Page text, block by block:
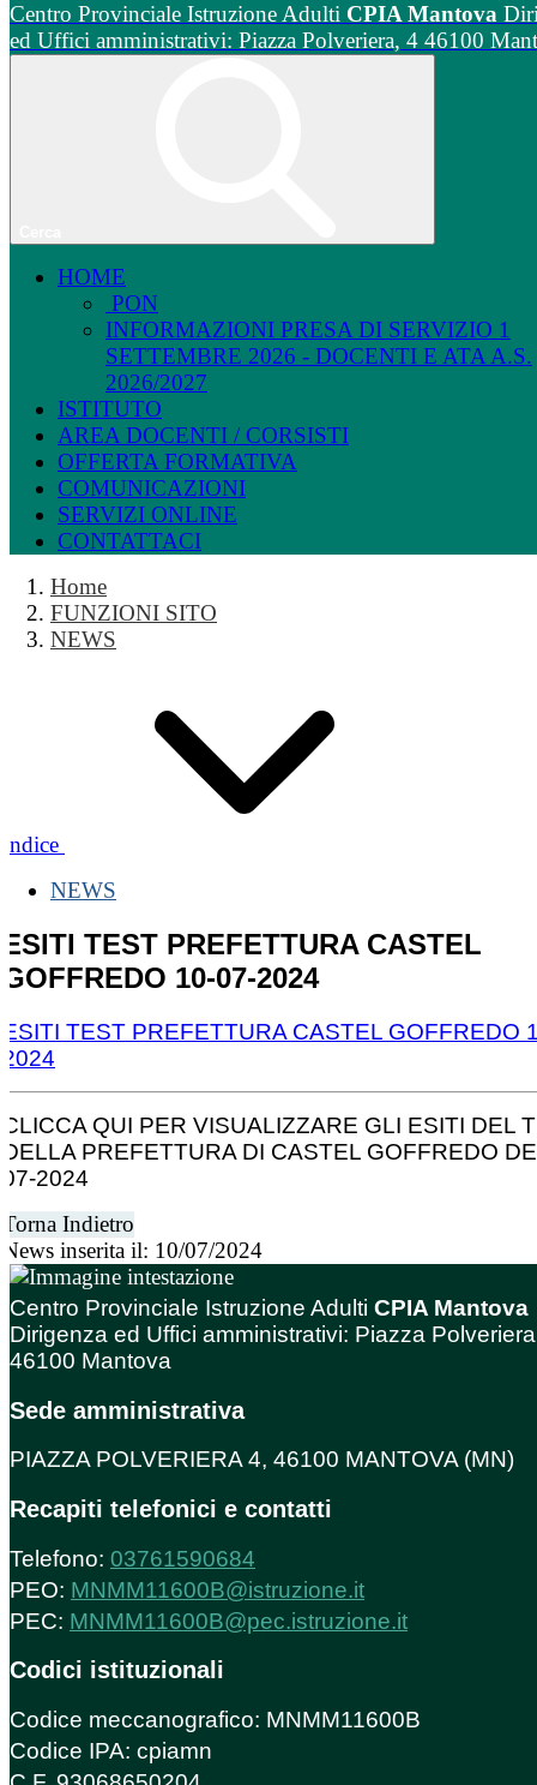
Centro Provinciale Istruzione Adulti CPIA Mantova
ed Uffici amministrativi: Piazza Polveriera, 4 46100
HOME
PON
INFORMAZIONI PRESA DI SERVIZIO 1
SETTEMBRE 2026 - DOCENTI E ATA A.S.
2026/2027
ISTITUTO
AREA DOCENTI / CORSISTI
OFFERTA FORMATIVA
COMUNICAZIONI
SERVIZI ONLINE
CONTATTACI
Home
FUNZIONI SITO
NEWS
Indice
NEWS
ESITI TEST PREFETTURA CASTEL
GOFFREDO 10-07-2024
ESITI TEST PREFETTURA CASTEL GOFFREDO
2024
CLICCA QUI PER VISUALIZZARE GLI ESITI DEL
DELLA PREFETTURA DI CASTEL GOFFREDO
07-2024
Torna Indietro
News inserita il: 10/07/2024
Centro Provinciale Istruzione Adulti CPIA Mantova
Dirigenza ed Uffici amministrativi: Piazza
46100 Mantova
Sede amministrativa
PIAZZA POLVERIERA 4, 46100 MANTOVA (MN)
Recapiti telefonici e contatti
Telefono: 03761590684
PEO: MNMM11600B@istruzione.it
PEC: MNMM11600B@pec.istruzione.it
Codici istituzionali
Codice meccanografico: MNMM11600B
Codice IPA: cpiamn